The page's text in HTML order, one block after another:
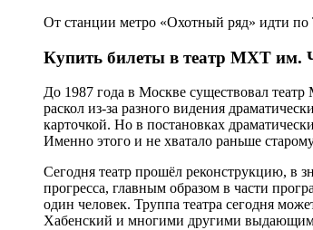
От станции метро «Охотный ряд» идти по
Купить билеты в театр МХТ им.
До 1987 года в Москве существовал
раскол из-за разного видения
карточкой. Но в постановках
Именно этого и не хватало раньше
Сегодня театр прошёл реконструкцию, в
прогресса, главным образом в части
один человек. Труппа театра сегодня
Хабенский и многими другими